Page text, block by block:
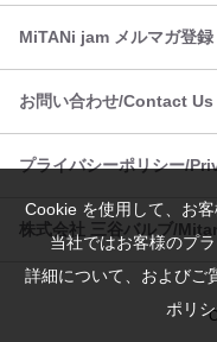
MiTANi jam メルマガ登録
お問い合わせ/Contact Us
プライバシーポリシー/
株式会社 三谷バルブ/
Cookie を使用して、お
当社ではお客様のプ
詳細について、およびご
ポリ